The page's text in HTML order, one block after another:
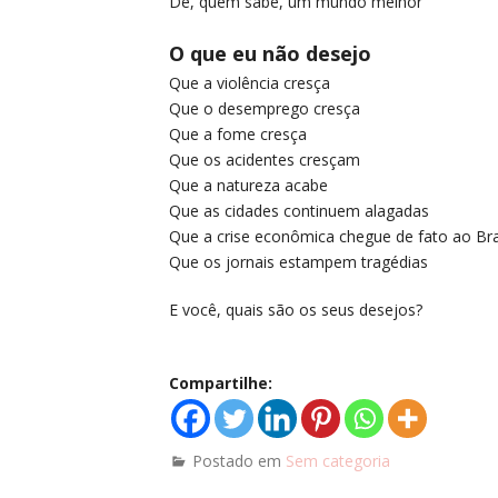
O que eu não desejo
Que a violência cresça
Que o desemprego cresça
Que a fome cresça
Que os acidentes cresçam
Que a natureza acabe
Que as cidades continuem alagadas
Que a crise econômica chegue de fato ao
Que os jornais estampem tragédias
E você, quais são os seus desejos?
Compartilhe:
Postado em Sem categoria